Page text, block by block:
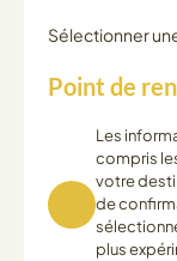
Sélectionner
Point de
Les
compris
votre
de
plus